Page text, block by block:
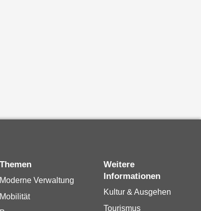
Themen
Moderne Verwaltung
Mobilität
Weitere
Informationen
Kultur & Ausgehen
Tourismus